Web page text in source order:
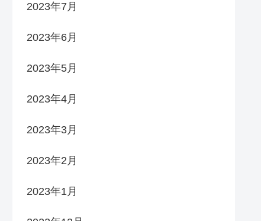
2023年7月
2023年6月
2023年5月
2023年4月
2023年3月
2023年2月
2023年1月